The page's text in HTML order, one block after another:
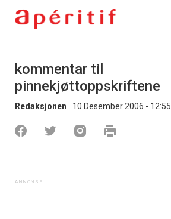
kommentar til
pinnekjøttoppskriftene
Redaksjonen 10 Desember 2006 - 12:55